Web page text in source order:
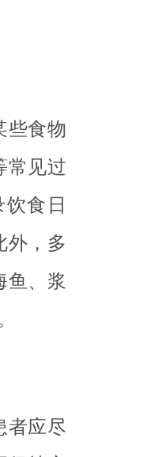
些食物
常见过
食日
外，多
鱼、浆
者应尽